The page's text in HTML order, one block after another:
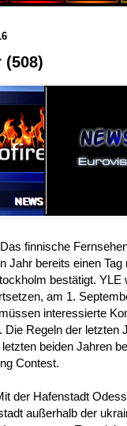
(508)
finnische
Jahr bereits einen
bestätigt.
am 1.
interessierte
Die Regeln der letzten
beiden Jahren
Contest.
der Hafenstadt
außerhalb der